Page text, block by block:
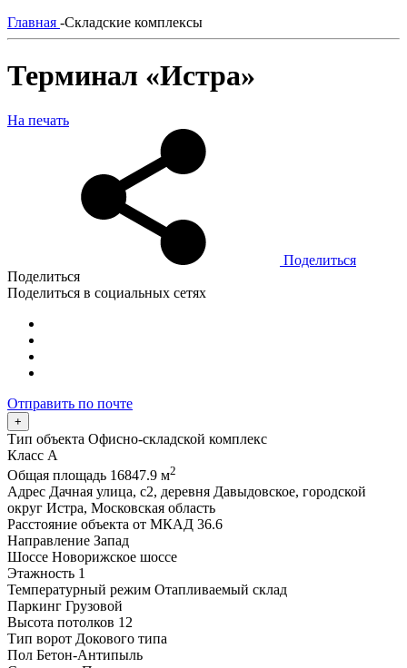
Главная -Складские комплексы
Терминал «Истра»
На печать
Поделиться
Поделиться
Поделиться в социальных сетях
Отправить по почте
+
Тип объекта Офисно-складской комплекс
Класс A
Общая площадь 16847.9 м2
Адрес Дачная улица, с2, деревня Давыдовское, городской
округ Истра, Московская область
Расстояние объекта от МКАД 36.6
Направление Запад
Шоссе Новорижское шоссе
Этажность 1
Температурный режим Отапливаемый склад
Паркинг Грузовой
Высота потолков 12
Тип ворот Докового типа
Пол Бетон-Антипыль